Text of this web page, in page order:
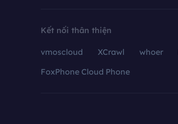
Kết nối thân thiện
vmoscloud XCrawl whoer
FoxPhone Cloud Phone